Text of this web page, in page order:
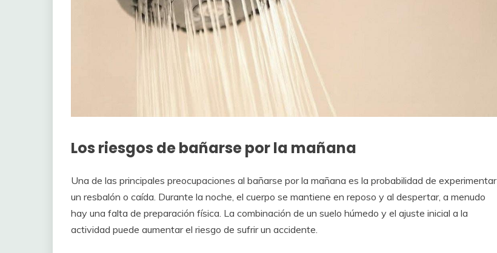
Los riesgos de bañarse por la mañana
Una de las principales preocupaciones al bañarse por la mañana es la probabilidad de experimentar
un resbalón o caída. Durante la noche, el cuerpo se mantiene en reposo y al despertar, a menudo
hay una falta de preparación física. La combinación de un suelo húmedo y el ajuste inicial a la
actividad puede aumentar el riesgo de sufrir un accidente.